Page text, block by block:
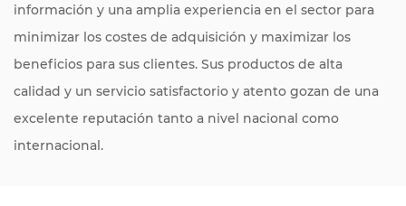
información y una amplia experiencia en el sector para
minimizar los costes de adquisición y maximizar los
beneficios para sus clientes. Sus productos de alta
calidad y un servicio satisfactorio y atento gozan de una
excelente reputación tanto a nivel nacional como
internacional.